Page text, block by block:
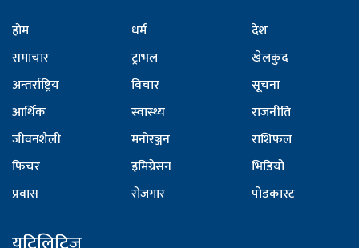
होम
समाचार
अन्तर्राष्ट्रिय
आर्थिक
जीवनशैली
फिचर
प्रवास
धर्म
ट्राभल
विचार
स्वास्थ्य
मनोरञ्जन
इमिग्रेसन
रोजगार
देश
खेलकुद
सूचना
राजनीति
राशिफल
भिडियो
पोडकास्ट